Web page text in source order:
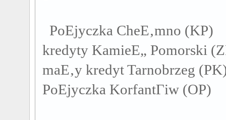
PoЕјyczka CheЕ‚mno (KP)
kredyty KamieЕ„ Pomorski
maЕ‚y kredyt Tarnobrzeg
PoЕјyczka KorfantГіw (OP)